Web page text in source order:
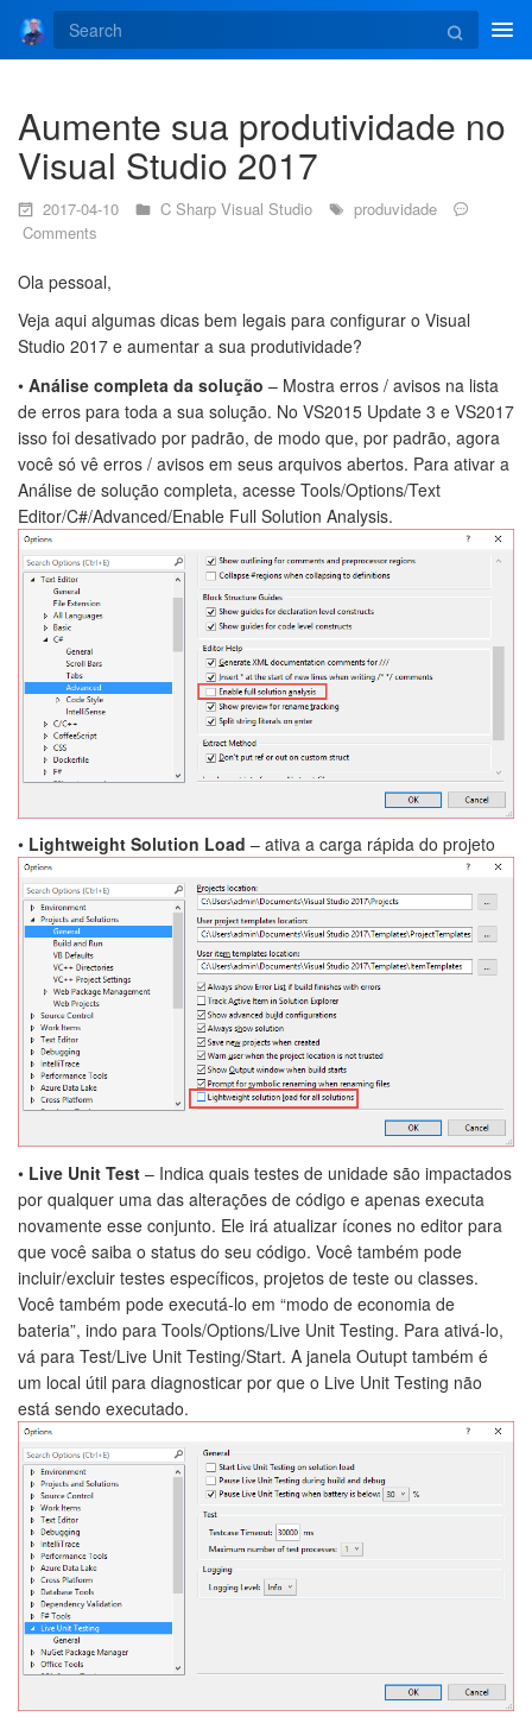
Aumente sua produtividade no
Visual Studio 2017
2017-04-10 C Sharp Visual Studio
produvidade
Comments
Ola pessoal,
Veja aqui algumas dicas bem legais para configurar o Visual
Studio 2017 e aumentar a sua produtividade?
• Análise completa da solução – Mostra erros / avisos na lista
de erros para toda a sua solução. No VS2015 Update 3 e VS2017
isso foi desativado por padrão, de modo que, por padrão, agora
você só vê erros / avisos em seus arquivos abertos. Para ativar a
Análise de solução completa, acesse Tools/Options/Text
Editor/C#/Advanced/Enable Full Solution Analysis.
• Lightweight Solution Load – ativa a carga rápida do projeto
• Live Unit Test – Indica quais testes de unidade são impactados
por qualquer uma das alterações de código e apenas executa
novamente esse conjunto. Ele irá atualizar ícones no editor para
que você saiba o status do seu código. Você também pode
incluir/excluir testes específicos, projetos de teste ou classes.
Você também pode executá-lo em “modo de economia de
bateria”, indo para Tools/Options/Live Unit Testing. Para ativá-lo,
vá para Test/Live Unit Testing/Start. A janela Outupt também é
um local útil para diagnosticar por que o Live Unit Testing não
está sendo executado.